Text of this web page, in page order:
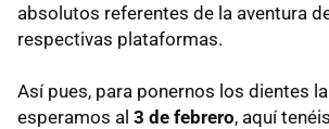
absolutos referentes de la aventura
respectivas plataformas.
Así pues, para ponernos los dientes
esperamos al 3 de febrero, aquí